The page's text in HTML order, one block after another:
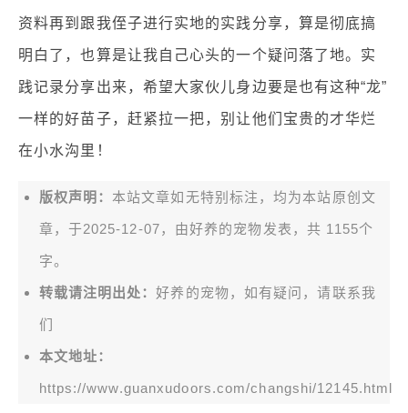
资料再到跟我侄子进行实地的实践分享，算是彻底搞
明白了，也算是让我自己心头的一个疑问落了地。实
践记录分享出来，希望大家伙儿身边要是也有这种“龙”
一样的好苗子，赶紧拉一把，别让他们宝贵的才华烂
在小水沟里！
版权声明： 本站文章如无特别标注，均为本站原创文
章，于2025-12-07，由好养的宠物 发表，共 1155个
字。
转载请注明出处：好养的宠物，如有疑问，请联系我
们
本文地址：
https://www.guanxudoors.com/changshi/12145.html